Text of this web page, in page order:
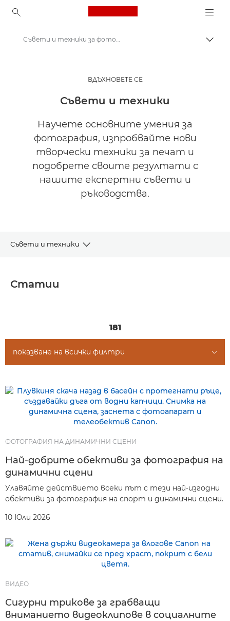
Canon Logo, back to
Вдъхновете се | Съвети за фотография и печат и ръководства за купувача
Съвети и техники за фотография и печат
ВДЪХНОВЕТЕ СЕ
Съвети и техники
Научете основните умения за
фотография, изпробвайте нови
творчески техники за печат и
подобрете своите резултати с
нашите експертни съвети и
ръководства.
Съвети и техники
Статии
181
показване на всички филтри
ФОТОГРАФИЯ НА ДИНАМИЧНИ СЦЕНИ
Най-добрите обективи за фотография на
динамични сцени
Улавяйте действието всеки път с тези най-изгодни
обективи за фотография на спорт и динамични сцени.
10 Юли 2026
ВИДЕО
Сигурни трикове за грабващи
вниманието видеоклипове в социалните